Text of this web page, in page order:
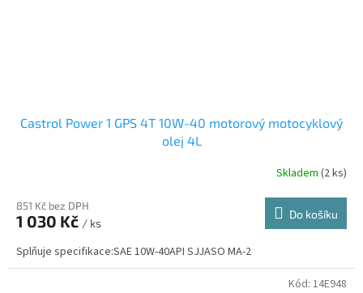
Castrol Power 1 GPS 4T 10W-40 motorový motocyklový
olej 4L
Skladem (2 ks)
851 Kč bez DPH
1 030 Kč / ks
Do košíku
Splňuje specifikace:SAE 10W-40API SJJASO MA-2
Kód: 14E948